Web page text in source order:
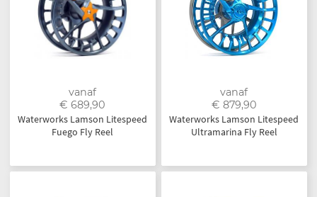
vanaf
€ 689,90
Waterworks Lamson Litespeed
Fuego Fly Reel
vanaf
€ 879,90
Waterworks Lamson Litespeed
Ultramarina Fly Reel